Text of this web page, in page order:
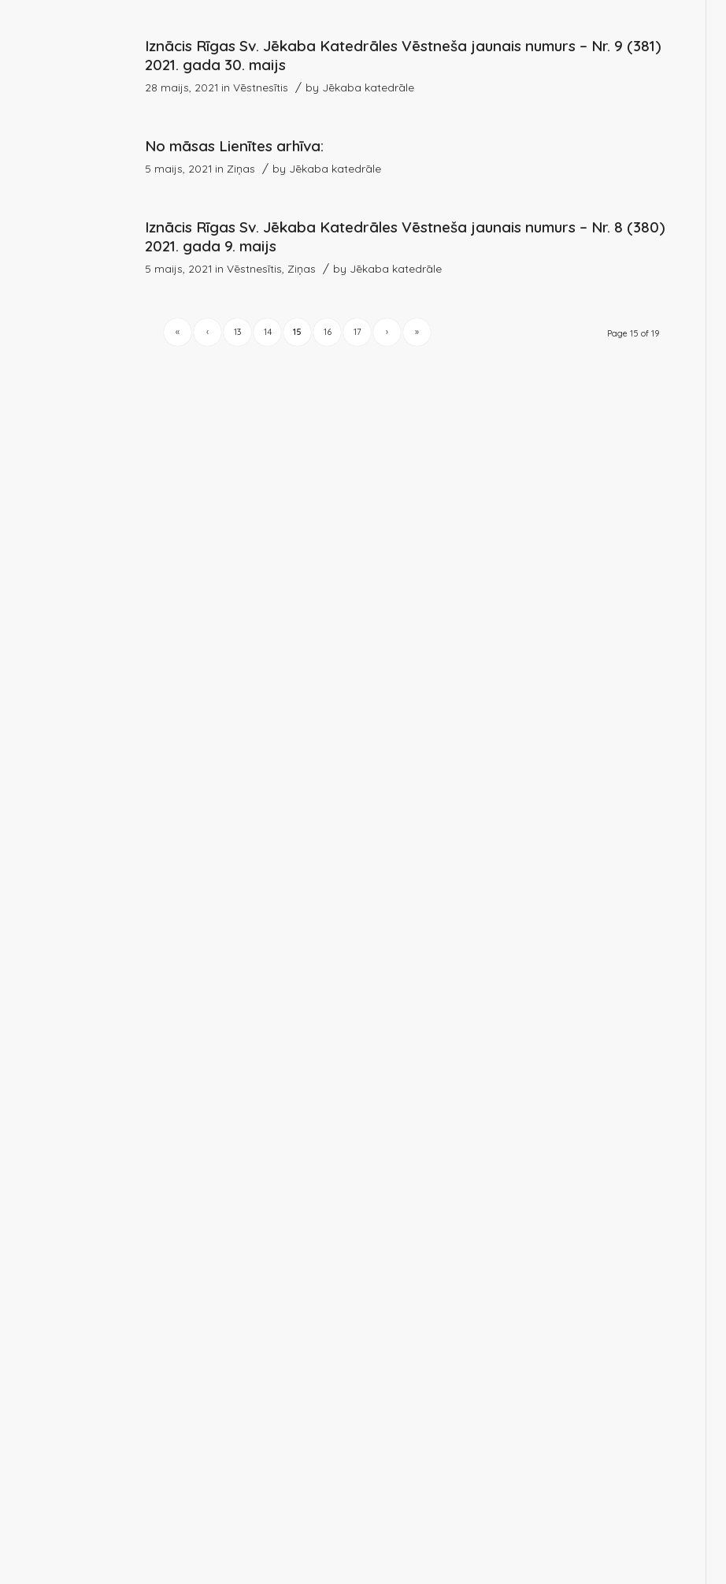
Iznācis Rīgas Sv. Jēkaba Katedrāles Vēstneša jaunais numurs – Nr. 9 (381)
2021. gada 30. maijs
28 maijs, 2021 inVēstnesītis / by Jēkaba katedrāle
No māsas Lienītes arhīva:
5 maijs, 2021 in Ziņas / by Jēkaba katedrāle
Iznācis Rīgas Sv. Jēkaba Katedrāles Vēstneša jaunais numurs – Nr. 8 (380)
2021. gada 9. maijs
5 maijs, 2021 inVēstnesītis Ziņas / by Jēkaba katedrāle
Page 15 of 19
« ‹ 13 14 15 16 17 › »